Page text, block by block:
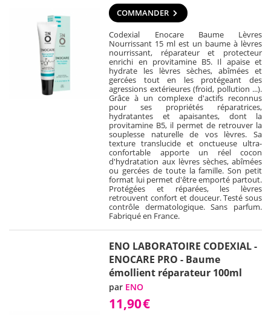
COMMANDER
Codexial Enocare Baume Lèvres
Nourrissant 15 ml est un baume à lèvres
nourrissant, réparateur et protecteur
enrichi en provitamine B5. Il apaise et
hydrate les lèvres sèches, abîmées et
gercées tout en les protégeant des
agressions extérieures (froid, pollution ...).
Grâce à un complexe d'actifs reconnus
pour ses propriétés réparatrices,
hydratantes et apaisantes, dont la
provitamine B5, il permet de retrouver la
souplesse naturelle de vos lèvres. Sa
texture translucide et onctueuse ultra-
confortable apporte un réel cocon
d'hydratation aux lèvres sèches, abîmées
ou gercées de toute la famille. Son petit
format lui permet d'être emporté partout.
Protégées et réparées, les lèvres
retrouvent confort et douceur. Testé sous
contrôle dermatologique. Sans parfum.
Fabriqué en France.
ENO LABORATOIRE CODEXIAL -
ENOCARE PRO - Baume
émollient réparateur 100ml
par ENO
11,90€